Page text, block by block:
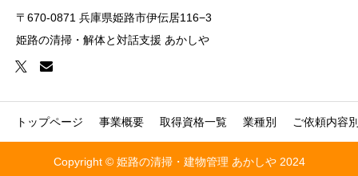
〒670-0871 兵庫県姫路市伊伝居116−3
姫路の清掃・解体と対話支援 あかしや
トップページ 事業概要 取得資格一覧 業種別 ご依頼内容
Copyright © 姫路の清掃・建物管理 あかしや 2024